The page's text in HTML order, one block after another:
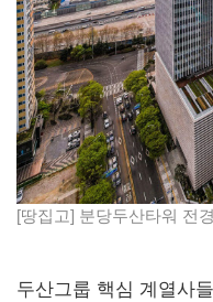
[땅집고] 분당두산타워 전
두산그룹 핵심 계열사